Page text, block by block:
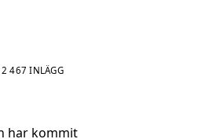
2 467 INLÄGG
har kommit